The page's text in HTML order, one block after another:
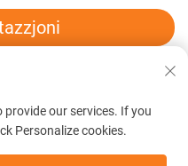
Macromolecular Materials
provide our services. If you
Personalize cookies.